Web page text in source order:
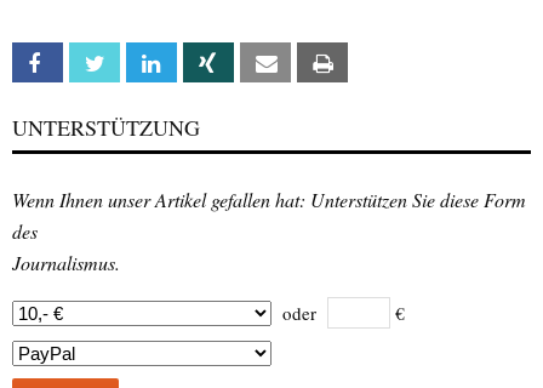
Facebook Twitter Linkedin Xing Email
UNTERSTÜTZUNG
Wenn Ihnen unser Artikel gefallen hat: Unterstützen Sie diese Form
des
Journalismus.
oder €